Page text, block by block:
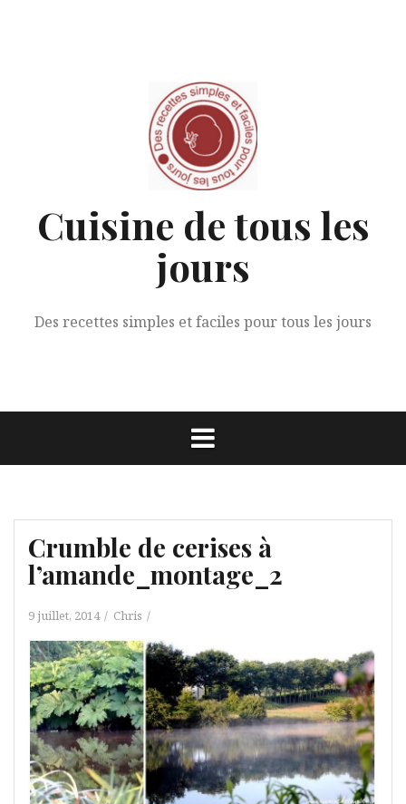
Cuisine de tous les
jours
Des recettes simples et faciles pour tous les jours
Crumble de cerises à
l’amande_montage_2
9 juillet, 2014 Chris